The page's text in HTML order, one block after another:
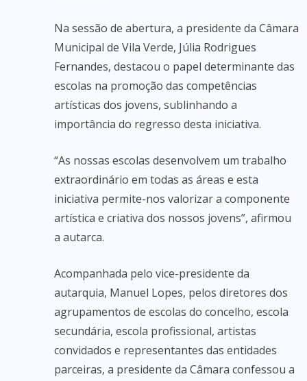
Na sessão de abertura, a presidente da Câmara
Municipal de Vila Verde, Júlia Rodrigues
Fernandes, destacou o papel determinante das
escolas na promoção das competências
artísticas dos jovens, sublinhando a
importância do regresso desta iniciativa.
“As nossas escolas desenvolvem um trabalho
extraordinário em todas as áreas e esta
iniciativa permite-nos valorizar a componente
artística e criativa dos nossos jovens”, afirmou
a autarca.
Acompanhada pelo vice-presidente da
autarquia, Manuel Lopes, pelos diretores dos
agrupamentos de escolas do concelho, escola
secundária, escola profissional, artistas
convidados e representantes das entidades
parceiras, a presidente da Câmara confessou a